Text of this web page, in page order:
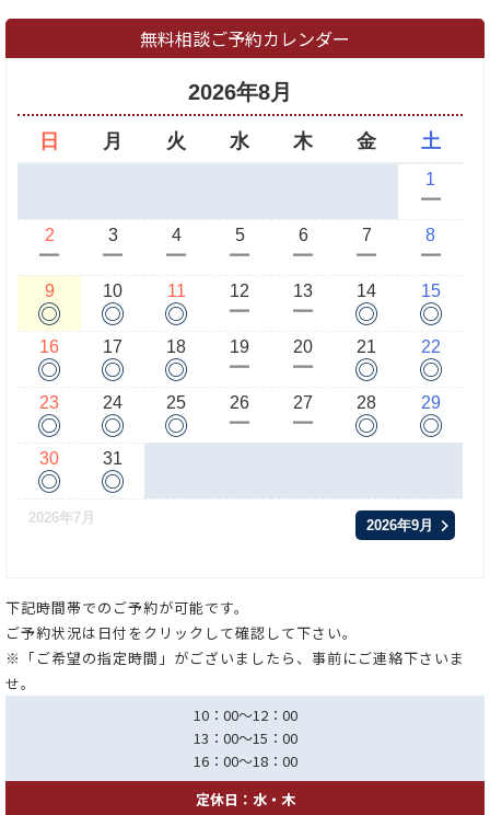
無料相談ご予約カレンダー
2026年8月
日 月 火 水 木 金 土
1
ー
2
ー
3
ー
4
ー
5
ー
6
ー
7
ー
8
ー
9
◎
10
◎
11
◎
12
ー
13
ー
14
◎
15
◎
16
◎
17
◎
18
◎
19
ー
20
ー
21
◎
22
◎
23
◎
24
◎
25
◎
26
ー
27
ー
28
◎
29
◎
30
◎
31
◎
2026年7月 2026年9月
下記時間帯でのご予約が可能です。
ご予約状況は日付をクリックして確認して下さい。
※「ご希望の指定時間」がございましたら、事前にご連絡下さいま
せ。
10：00～12：00
13：00～15：00
16：00～18：00
定休日：水・木